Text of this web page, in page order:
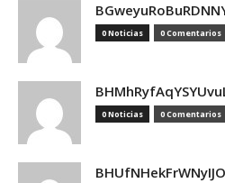
0 Noticias 0 Comentarios
0 Noticias 0 Comentarios
BHUfNHekFrWNyIJO